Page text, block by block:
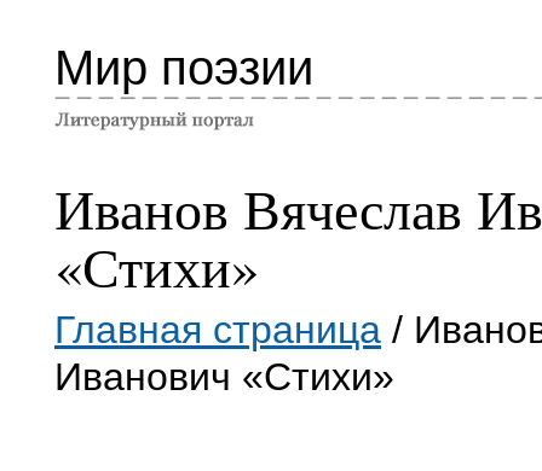
Мир поэзии
Иванов Вячеслав
«Стихи»
Главная страница /
Иванович «Стихи»